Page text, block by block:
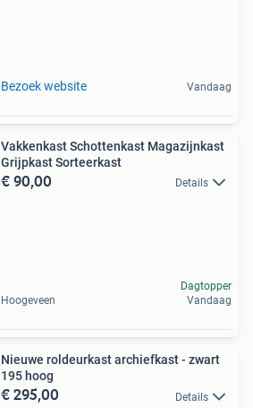
Bezoek website Vandaag
Vakkenkast Schottenkast Magazijnkast
Grijpkast Sorteerkast
€ 90,00 Details
Hoogeveen
Dagtopper
Vandaag
Nieuwe roldeurkast archiefkast - zwart
195 hoog
€ 295,00 Details